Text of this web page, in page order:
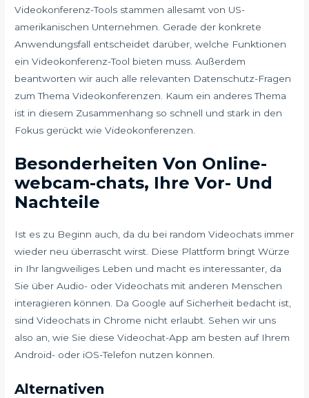
Videokonferenz-Tools stammen allesamt von US-
amerikanischen Unternehmen. Gerade der konkrete
Anwendungsfall entscheidet darüber, welche Funktionen
ein Videokonferenz-Tool bieten muss. Außerdem
beantworten wir auch alle relevanten Datenschutz-Fragen
zum Thema Videokonferenzen. Kaum ein anderes Thema
ist in diesem Zusammenhang so schnell und stark in den
Fokus gerückt wie Videokonferenzen.
Besonderheiten Von Online-
webcam-chats, Ihre Vor- Und
Nachteile
Ist es zu Beginn auch, da du bei random Videochats immer
wieder neu überrascht wirst. Diese Plattform bringt Würze
in Ihr langweiliges Leben und macht es interessanter, da
Sie über Audio- oder Videochats mit anderen Menschen
interagieren können. Da Google auf Sicherheit bedacht ist,
sind Videochats in Chrome nicht erlaubt. Sehen wir uns
also an, wie Sie diese Videochat-App am besten auf Ihrem
Android- oder iOS-Telefon nutzen können.
Alternativen